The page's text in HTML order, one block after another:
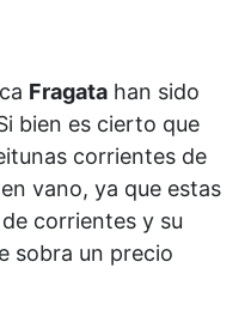
Fragata han sido
bien es cierto que
corrientes de
vano, ya que estas
corrientes y su
sobra un precio